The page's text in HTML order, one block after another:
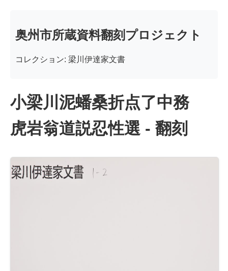
奥州市所蔵資料翻刻プロジェクト
コレクション: 梁川伊達家文書
小梁川泥蟠桑折点了中務
虎岩翁道説忍性選 - 翻刻